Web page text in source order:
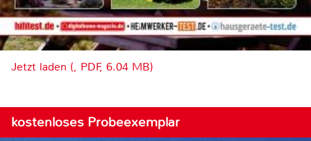
Jetzt laden (, PDF, 6.04 MB)
kostenloses Probeexemplar